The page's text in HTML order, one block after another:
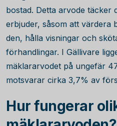
bostad. Detta arvode täcker
erbjuder, såsom att värdera
den, hålla visningar och
förhandlingar. I Gällivare
mäklararvodet på ungefär
motsvarar cirka 3,7% av
Hur fungerar